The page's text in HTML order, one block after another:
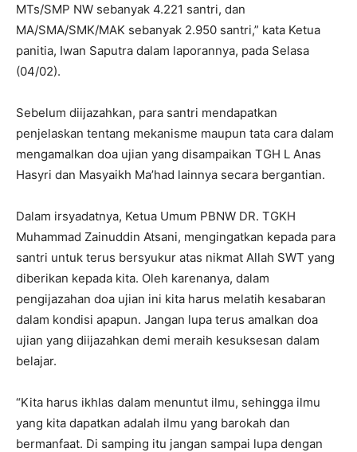
MTs/SMP NW sebanyak 4.221 santri, dan
MA/SMA/SMK/MAK sebanyak 2.950 santri,” kata Ketua
panitia, Iwan Saputra dalam laporannya, pada Selasa
(04/02).
Sebelum diijazahkan, para santri mendapatkan
penjelaskan tentang mekanisme maupun tata cara dalam
mengamalkan doa ujian yang disampaikan TGH L Anas
Hasyri dan Masyaikh Ma’had lainnya secara bergantian.
Dalam irsyadatnya, Ketua Umum PBNW DR. TGKH
Muhammad Zainuddin Atsani, mengingatkan kepada para
santri untuk terus bersyukur atas nikmat Allah SWT yang
diberikan kepada kita. Oleh karenanya, dalam
pengijazahan doa ujian ini kita harus melatih kesabaran
dalam kondisi apapun. Jangan lupa terus amalkan doa
ujian yang diijazahkan demi meraih kesuksesan dalam
belajar.
“Kita harus ikhlas dalam menuntut ilmu, sehingga ilmu
yang kita dapatkan adalah ilmu yang barokah dan
bermanfaat. Di samping itu jangan sampai lupa dengan